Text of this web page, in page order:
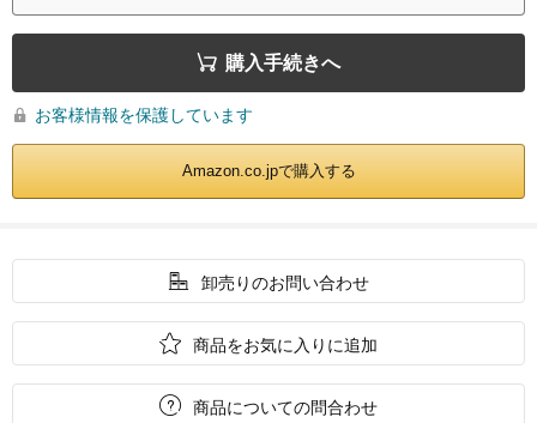
 購入手続きへ
 お客様情報を保護しています
Amazon.co.jpで購入する
 卸売りのお問い合わせ
 商品をお気に入りに追加
 商品についての問合わせ